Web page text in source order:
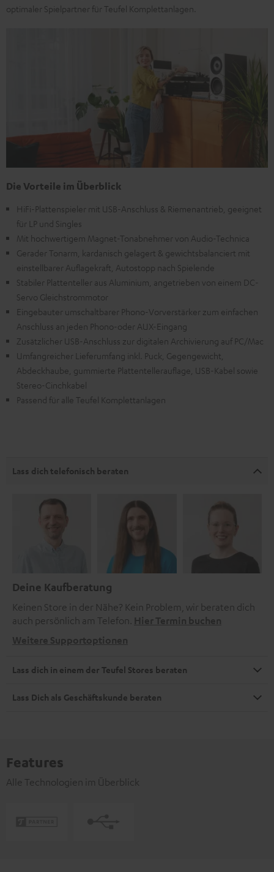
optimaler Spielpartner für Teufel Komplettanlagen.
Die Vorteile im Überblick
HiFi-Plattenspieler mit USB-Anschluss & Riemenantrieb, geeignet
für LP und Singles
Mit hochwertigem Magnet-Tonabnehmer von Audio-Technica
Gerader Tonarm, kardanisch gelagert & gewichtsbalanciert mit
einstellbarer Auflagekraft, Autostopp nach Spielende
Stabiler Plattenteller aus Aluminium, angetrieben von einem DC-
Servo Gleichstrommotor
Eingebauter umschaltbarer Phono-Vorverstärker zum einfachen
Anschluss an jeden Phono-oder AUX-Eingang
Zusätzlicher USB-Anschluss zur digitalen Archivierung auf PC/Mac
Umfangreicher Lieferumfang inkl. Puck, Gegengewicht,
Abdeckhaube, gummierte Plattentellerauflage, USB-Kabel sowie
Stereo-Cinchkabel
Passend für alle Teufel Komplettanlagen
Lass dich telefonisch beraten
Deine Kaufberatung
Keinen Store in der Nähe? Kein Problem, wir beraten dich
auch persönlich am Telefon. Hier Termin buchen
Weitere Supportoptionen
Lass dich in einem der Teufel Stores beraten
Lass Dich als Geschäftskunde beraten
Features
Alle Technologien im Überblick